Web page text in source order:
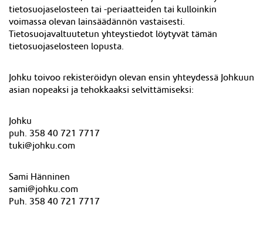
tietosuojaselosteen tai -periaatteiden tai kulloinkin
voimassa olevan lainsäädännön vastaisesti.
Tietosuojavaltuutetun yhteystiedot löytyvät tämän
tietosuojaselosteen lopusta.
Johku toivoo rekisteröidyn olevan ensin yhteydessä Johkuun
asian nopeaksi ja tehokkaaksi selvittämiseksi:
Johku
puh. 358 40 721 7717
tuki@johku.com
Sami Hänninen
sami@johku.com
Puh. 358 40 721 7717